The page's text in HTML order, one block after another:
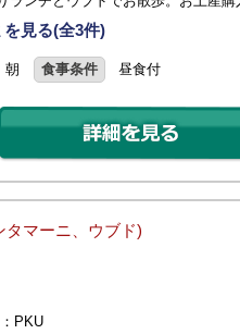
を見る(全3件)
朝 食事条件 昼食付
タマーニ、ウブド)
PKU